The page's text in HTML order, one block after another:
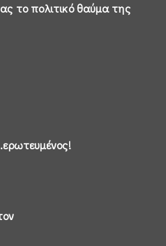
το πολιτικό θαύμα της